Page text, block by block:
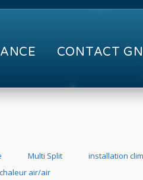
CONTACT
Multi Split
installation
air/air